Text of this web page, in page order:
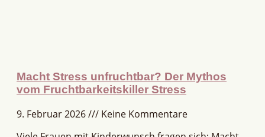
Macht Stress unfruchtbar? Der Mythos
vom Fruchtbarkeitskiller Stress
9. Februar 2026
Keine Kommentare